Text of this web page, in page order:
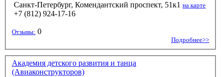
Санкт-Петербург, Комендантский проспект, 51к1 на карте
+7 (812) 924-17-16
Отзывы: 0
Подробнее>>
Академия детского развития и танца
(Авиаконструкторов)